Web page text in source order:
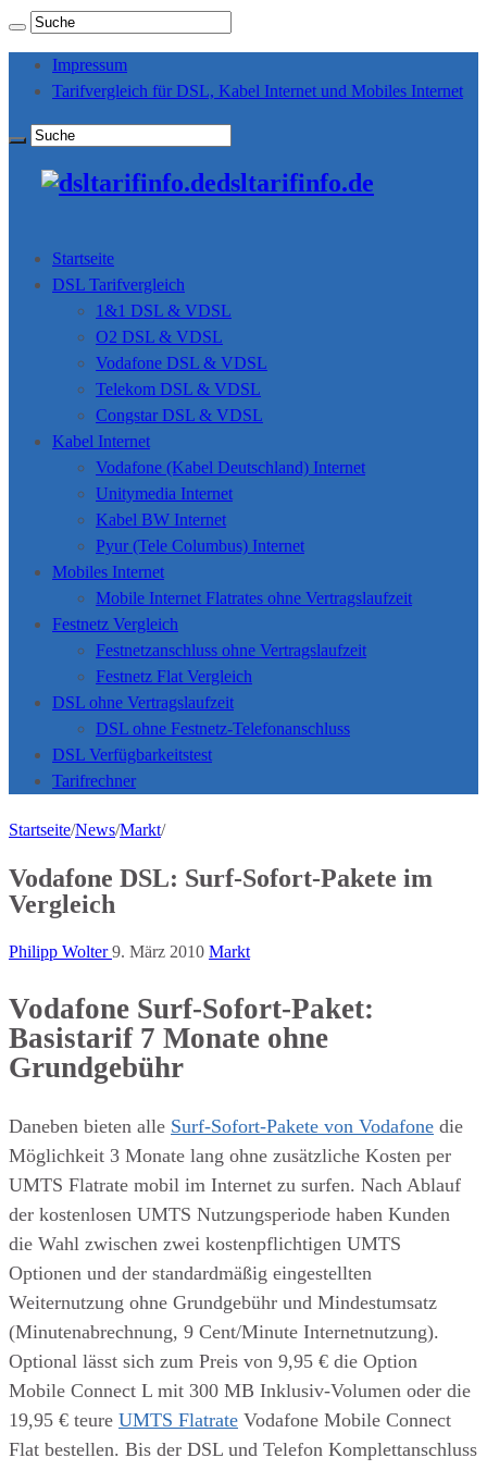
Impressum
Tarifvergleich für DSL, Kabel Internet und Mobiles Internet
dsltarifinfo.de
Startseite
DSL Tarifvergleich
1&1 DSL & VDSL
O2 DSL & VDSL
Vodafone DSL & VDSL
Telekom DSL & VDSL
Congstar DSL & VDSL
Kabel Internet
Vodafone (Kabel Deutschland) Internet
Unitymedia Internet
Kabel BW Internet
Pyur (Tele Columbus) Internet
Mobiles Internet
Mobile Internet Flatrates ohne Vertragslaufzeit
Festnetz Vergleich
Festnetzanschluss ohne Vertragslaufzeit
Festnetz Flat Vergleich
DSL ohne Vertragslaufzeit
DSL ohne Festnetz-Telefonanschluss
DSL Verfügbarkeitstest
Tarifrechner
Startseite/News/Markt/
Vodafone DSL: Surf-Sofort-Pakete im
Vergleich
Philipp Wolter9. März 2010 Markt
Vodafone Surf-Sofort-Paket:
Basistarif 7 Monate ohne
Grundgebühr
Daneben bieten alle Surf-Sofort-Pakete von Vodafone die
Möglichkeit 3 Monate lang ohne zusätzliche Kosten per
UMTS Flatrate mobil im Internet zu surfen. Nach Ablauf
der kostenlosen UMTS Nutzungsperiode haben Kunden
die Wahl zwischen zwei kostenpflichtigen UMTS
Optionen und der standardmäßig eingestellten
Weiternutzung ohne Grundgebühr und Mindestumsatz
(Minutenabrechnung, 9 Cent/Minute Internetnutzung).
Optional lässt sich zum Preis von 9,95 € die Option
Mobile Connect L mit 300 MB Inklusiv-Volumen oder die
19,95 € teure UMTS Flatrate Vodafone Mobile Connect
Flat bestellen. Bis der DSL und Telefon Komplettanschluss